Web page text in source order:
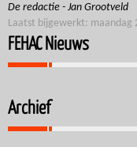
De redactie - Jan Grootveld
Laatst bijgewerkt: maandag
FEHAC Nieuws
Archief